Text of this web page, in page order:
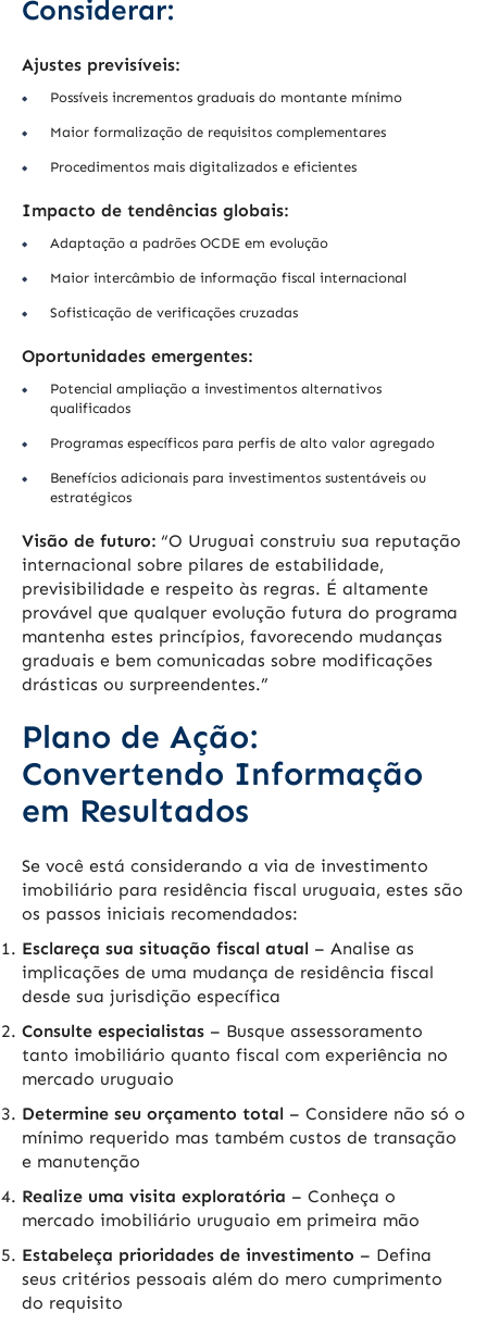
Considerar:
Ajustes previsíveis:
Possíveis incrementos graduais do montante mínimo
Maior formalização de requisitos complementares
Procedimentos mais digitalizados e eficientes
Impacto de tendências globais:
Adaptação a padrões OCDE em evolução
Maior intercâmbio de informação fiscal internacional
Sofisticação de verificações cruzadas
Oportunidades emergentes:
Potencial ampliação a investimentos alternativos
qualificados
Programas específicos para perfis de alto valor agregado
Benefícios adicionais para investimentos sustentáveis ou
estratégicos
Visão de futuro: “O Uruguai construiu sua reputação
internacional sobre pilares de estabilidade,
previsibilidade e respeito às regras. É altamente
provável que qualquer evolução futura do programa
mantenha estes princípios, favorecendo mudanças
graduais e bem comunicadas sobre modificações
drásticas ou surpreendentes.”
Plano de Ação:
Convertendo Informação
em Resultados
Se você está considerando a via de investimento
imobiliário para residência fiscal uruguaia, estes são
os passos iniciais recomendados:
Esclareça sua situação fiscal atual – Analise as
implicações de uma mudança de residência fiscal
desde sua jurisdição específica
Consulte especialistas – Busque assessoramento
tanto imobiliário quanto fiscal com experiência no
mercado uruguaio
Determine seu orçamento total – Considere não só o
mínimo requerido mas também custos de transação
e manutenção
Realize uma visita exploratória – Conheça o
mercado imobiliário uruguaio em primeira mão
Estabeleça prioridades de investimento – Defina
seus critérios pessoais além do mero cumprimento
do requisito